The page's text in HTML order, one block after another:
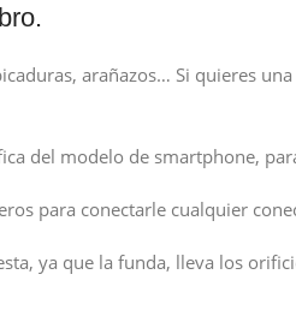
arañazos… Si quieres
del modelo de smartphone,
para conectarle cualquier
ya que la funda, lleva los